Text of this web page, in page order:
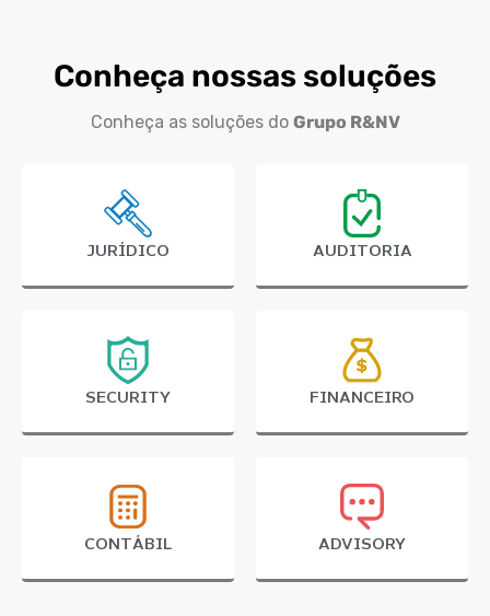
Conheça nossas soluções
Conheça as soluções do Grupo R&NV
JURÍDICO AUDITORIA
SECURITY FINANCEIRO
CONTÁBIL ADVISORY